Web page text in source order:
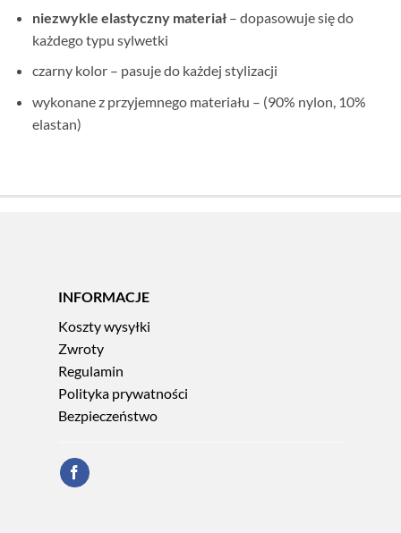
niezwykle elastyczny materiał– dopasowuje się do
każdego typu sylwetki
czarny kolor – pasuje do każdej stylizacji
wykonane z przyjemnego materiału – (90% nylon, 10%
elastan)
INFORMACJE
Koszty wysyłki
Zwroty
Regulamin
Polityka prywatności
Bezpieczeństwo